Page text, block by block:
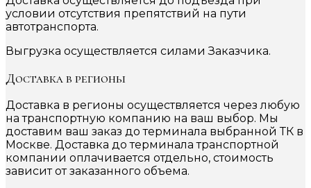
условии отсутствия препятствий на пути
автотранспорта.
Выгрузка осуществляется силами Заказчика.
Доставка в регионы
Доставка в регионы осуществляется через любую
на транспортную компанию на ваш выбор. Мы
доставим ваш заказ до терминала выбранной ТК в
Москве. Доставка до терминала транспортной
компании оплачивается отдельно, стоимость
зависит от заказанного объема.